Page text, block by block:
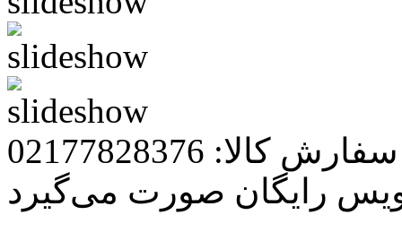
کالا: 02177828376
رایگان صورت می‌گیرد